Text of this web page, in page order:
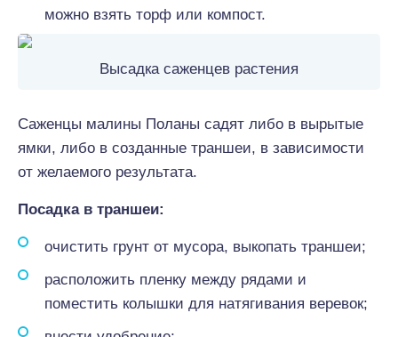
можно взять торф или компост.
Высадка саженцев растения
Саженцы малины Поланы садят либо в вырытые
ямки, либо в созданные траншеи, в зависимости
от желаемого результата.
Посадка в траншеи:
очистить грунт от мусора, выкопать траншеи;
расположить пленку между рядами и
поместить колышки для натягивания веревок;